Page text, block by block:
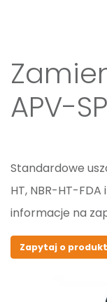
APV-
Standardowe
HT, NBR-HT-
informacje na
Zapytaj o produkt